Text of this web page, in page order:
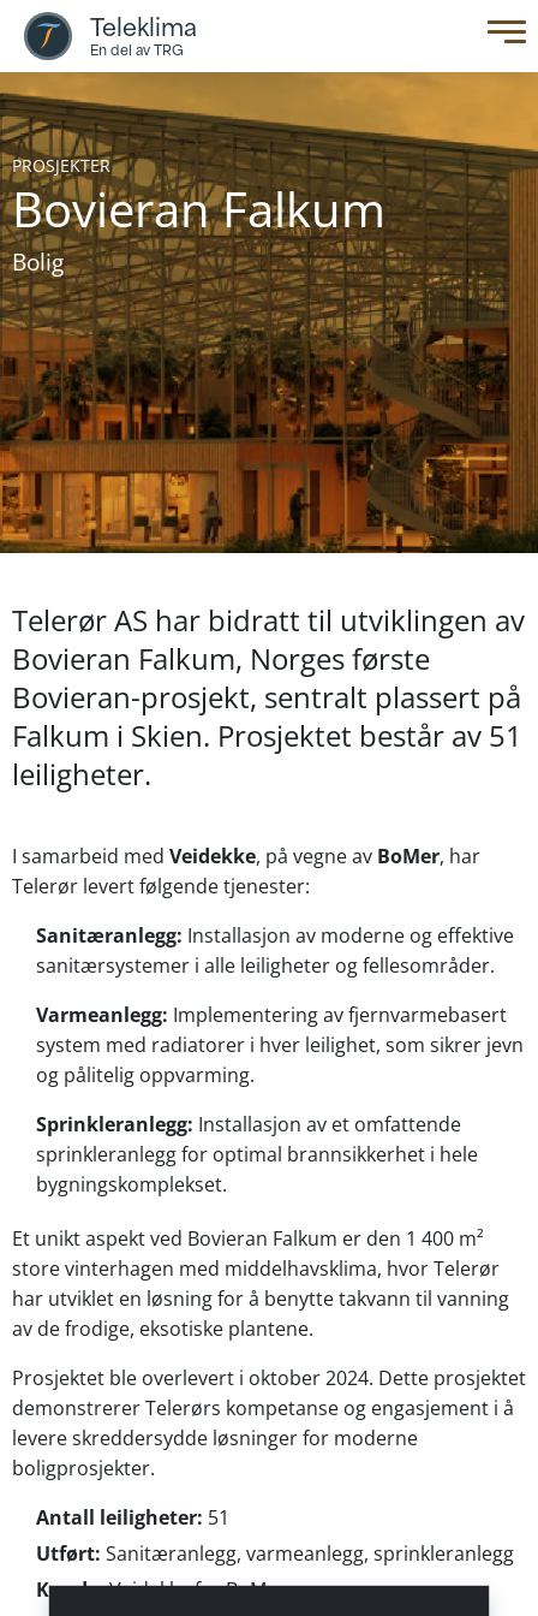
Teleklima
En del av TRG
PROSJEKTER
Bovieran Falkum
Bolig
Telerør AS har bidratt til utviklingen av
Bovieran Falkum, Norges første
Bovieran-prosjekt, sentralt plassert på
Falkum i Skien. Prosjektet består av 51
leiligheter.
I samarbeid med Veidekke, på vegne av BoMer, har
Telerør levert følgende tjenester:
Sanitæranlegg: Installasjon av moderne og effektive
sanitærsystemer i alle leiligheter og fellesområder.
Varmeanlegg: Implementering av fjernvarmebasert
system med radiatorer i hver leilighet, som sikrer jevn
og pålitelig oppvarming.
Sprinkleranlegg: Installasjon av et omfattende
sprinkleranlegg for optimal brannsikkerhet i hele
bygningskomplekset.
Et unikt aspekt ved Bovieran Falkum er den 1 400 m²
store vinterhagen med middelhavsklima, hvor Telerør
har utviklet en løsning for å benytte takvann til vanning
av de frodige, eksotiske plantene.
Prosjektet ble overlevert i oktober 2024. Dette prosjektet
demonstrerer Telerørs kompetanse og engasjement i å
levere skreddersydde løsninger for moderne
boligprosjekter.
Antall leiligheter: 51
Utført: Sanitæranlegg, varmeanlegg, sprinkleranlegg
Kunde:Veidekke for BoMer